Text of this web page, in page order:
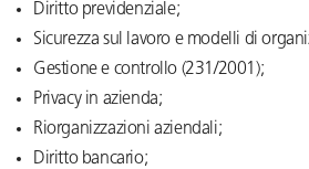
Diritto previdenziale;
Sicurezza sul lavoro e modelli di
Gestione e controllo (231/2001);
Privacy in azienda;
Riorganizzazioni aziendali;
Diritto bancario;